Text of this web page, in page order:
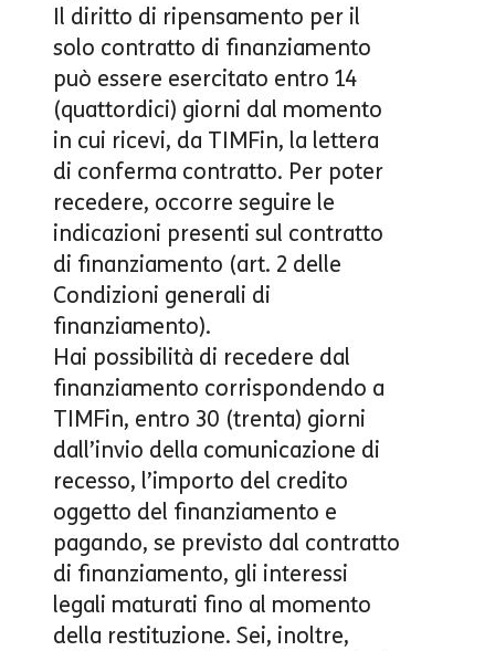
Il diritto di ripensamento per il
solo contratto di finanziamento
può essere esercitato entro 14
(quattordici) giorni dal momento
in cui ricevi, da TIMFin, la lettera
di conferma contratto. Per poter
recedere, occorre seguire le
indicazioni presenti sul contratto
di finanziamento (art. 2 delle
Condizioni generali di
finanziamento).
Hai possibilità di recedere dal
finanziamento corrispondendo a
TIMFin, entro 30 (trenta) giorni
dall’invio della comunicazione di
recesso, l’importo del credito
oggetto del finanziamento e
pagando, se previsto dal contratto
di finanziamento, gli interessi
legali maturati fino al momento
della restituzione. Sei, inoltre,